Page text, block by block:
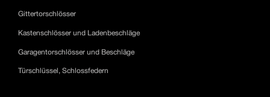
Gittertorschlösser
Kastenschlösser und Ladenbeschläge
Garagentorschlösser und Beschläge
Türschlüssel, Schlossfedern